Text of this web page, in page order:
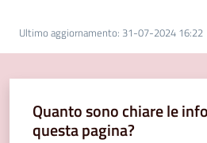
Amministrazione
segnalazioni
Ultimo aggiornamento: 31-07-2024 16:22
Quanto sono chiare le
questa pagina?